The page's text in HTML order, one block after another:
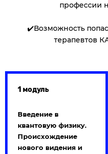
профессии
✔️Возможность
терапевтов
1 модуль
Введение в
квантовую физику.
Происхождение
нового видения и